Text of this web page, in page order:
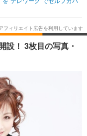
その他
韓国・芸能
スポーツ
グルメ
ショッピング
設！ 3枚目の写真・